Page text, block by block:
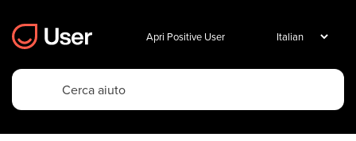
Apri Positive User